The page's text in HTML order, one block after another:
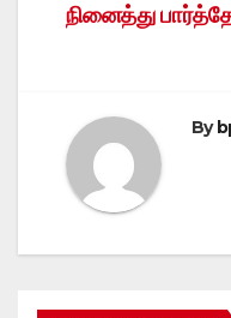
நினைத்து
By